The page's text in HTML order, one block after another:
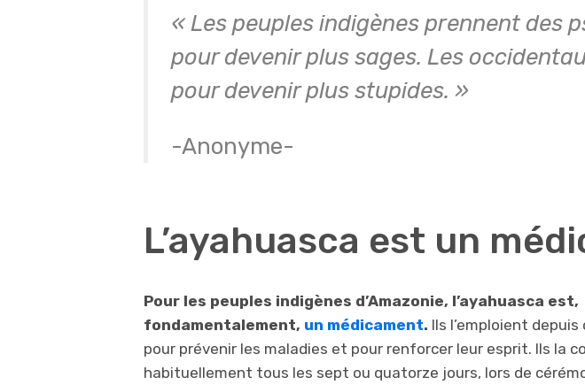
« Les peuples indigènes prennent des
pour devenir plus sages. Les
pour devenir plus stupides. »
-Anonyme-
L’ayahuasca est un
Pour les peuples indigènes d’Amazonie, l’ayahuasca est,
fondamentalement, un médicament. Ils l’emploient depuis
pour prévenir les maladies et pour renforcer leur esprit. Ils la
habituellement tous les sept ou quatorze jours, lors de